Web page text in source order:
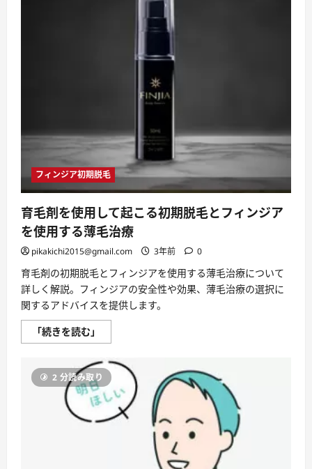
ア
の
を
解
明！」
つ
い
て
さ
ら
に
読
む
フィンジア初期脱毛
育毛剤を使用して起こる初期脱毛とフィンジア
を使用する薄毛治療
pikakichi2015@gmail.com 3年前 0
育毛剤の初期脱毛とフィンジアを使用する薄毛治療について
詳しく解説。フィンジアの安全性や効果、薄毛治療の選択に
関するアドバイスを提供します。
「続きを読む」
毛
を
使
用
し
て
起
こ
2 分読み取り